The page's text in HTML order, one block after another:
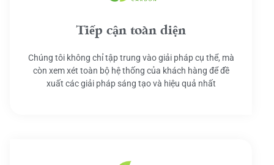
Tiếp cận toàn diện
Chúng tôi không chỉ tập trung vào giải pháp cụ thể, mà
còn xem xét toàn bộ hệ thống của khách hàng để đề
xuất các giải pháp sáng tạo và hiệu quả nhất